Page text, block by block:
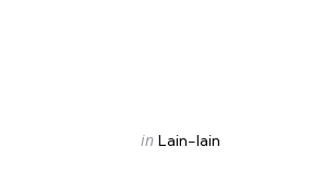
Categories
Posted
in Lain-lain